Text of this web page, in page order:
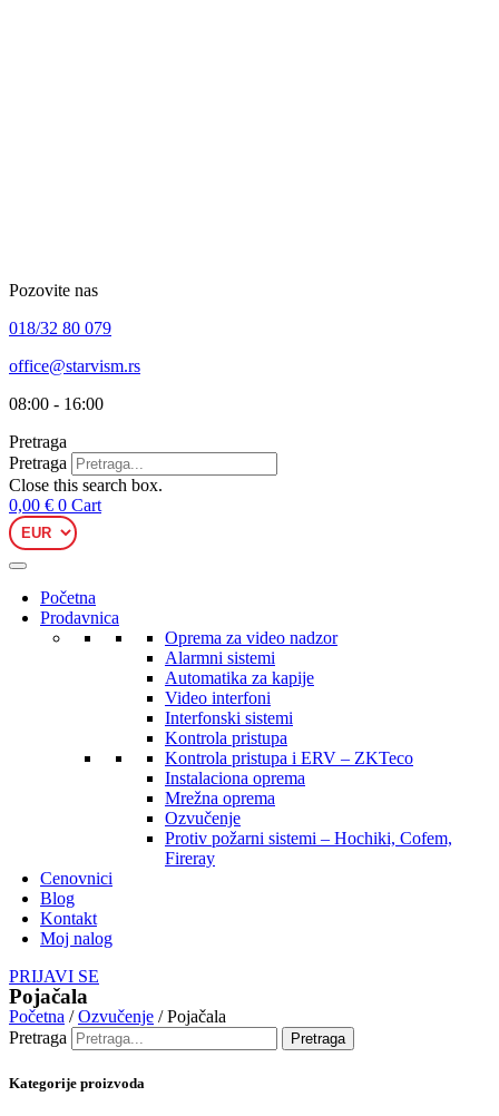
Pozovite nas
018/32 80 079
office@starvism.rs
08:00 - 16:00
Pretraga
Pretraga
Close this search box.
0,00 € 0 Cart
Početna
Prodavnica
Oprema za video nadzor
Alarmni sistemi
Automatika za kapije
Video interfoni
Interfonski sistemi
Kontrola pristupa
Kontrola pristupa i ERV – ZKTeco
Instalaciona oprema
Mrežna oprema
Ozvučenje
Protiv požarni sistemi – Hochiki, Cofem,
Fireray
Cenovnici
Blog
Kontakt
Moj nalog
PRIJAVI SE
Pojačala
Početna /Ozvučenje / Pojačala
Pretraga
Pretraga
Kategorije proizvoda